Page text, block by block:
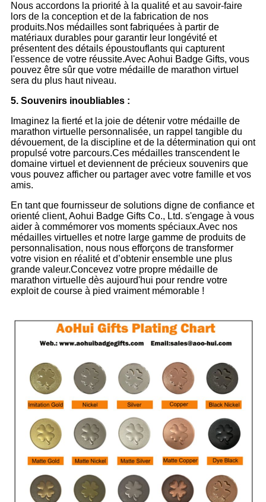
Nous accordons la priorité à la qualité et au savoir-faire
lors de la conception et de la fabrication de nos
produits.Nos médailles sont fabriquées à partir de
matériaux durables pour garantir leur longévité et
présentent des détails époustouflants qui capturent
l'essence de votre réussite.Avec Aohui Badge Gifts, vous
pouvez être sûr que votre médaille de marathon virtuel
sera du plus haut niveau.
5. Souvenirs inoubliables :
Imaginez la fierté et la joie de détenir votre médaille de
marathon virtuelle personnalisée, un rappel tangible du
dévouement, de la discipline et de la détermination qui ont
propulsé votre parcours.Ces médailles transcendent le
domaine virtuel et deviennent de précieux souvenirs que
vous pouvez afficher ou partager avec votre famille et vos
amis.
En tant que fournisseur de solutions digne de confiance et
orienté client, Aohui Badge Gifts Co., Ltd. s'engage à vous
aider à commémorer vos moments spéciaux.Avec nos
médailles virtuelles et notre large gamme de produits de
personnalisation, nous nous efforçons de transformer
votre vision en réalité et d’obtenir ensemble une plus
grande valeur.Concevez votre propre médaille de
marathon virtuelle dès aujourd'hui pour rendre votre
exploit de course à pied vraiment mémorable !